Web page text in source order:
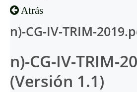
Atrás
n)-CG-IV-TRIM-
n)-CG-IV-TRIM-
(Versión 1.1)